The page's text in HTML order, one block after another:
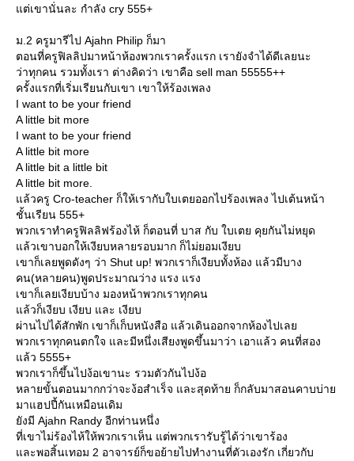
ต่เขานั่นละ กำลัง cry 555+
ม.2 ครูมารีไป Ajahn Philip ก็มา
ตอนที่ครูฟิลลิปมาหน้าห้องพวกเราครั้งแรก เรายังจำได้ดีเลยนะ
ว่าทุกคน รวมทั้งเรา ต่างคิดว่า เขาคือ sell man 55555++
ครั้งแรกที่เริ่มเรียนกับเขา เขาให้ร้องเพลง
I want to be your friend
A little bit more
I want to be your friend
A little bit more
A little bit a little bit
A little bit more.
ล้วครู Cro-teacher ก็ให้เรากับใบเตยออกไปร้องเพลง ไปเต้นหน้า
ชั้นเรียน 555+
พวกเราทำครูฟิลลิฟร้องไห้ ก็ตอนที่ บาส กับ ใบเตย คุยกันไม่หยุด
ล้วเขาบอกให้เงียบหลายรอบมาก ก็ไม่ยอมเงียบ
เขาก็เลยพูดดังๆ ว่า Shut up! พวกเราก็เงียบทั้งห้อง แล้วมีบาง
คน(หลายคน)พูดประมาณว่าง แรง แรง
เขาก็เลยเงียบบ้าง มองหน้าพวกเราทุกคน
ล้วก็เงียบ เงียบ และ เงียบ
ผ่านไปได้สักพัก เขาก็เก็บหนังสือ แล้วเดินออกจากห้องไปเล
พวกเราทุกคนตกใจ และมีหนึ่งเสียงพูดขึ้นมาว่า เอาแล้ว คนที่สอง
ล้ว 5555+
พวกเราก็ขึ้นไปง้อเขานะ รวมตัวกันไปง้อ
หลายขั้นตอนมากกว่าจะง้อสำเร็จ และสุดท้าย ก็กลับมาสอนคาบบ่า
มาแฮปปี้กันเหมือนเดิม
ังมี Ajahn Randy อีกท่านหนึ่ง
ที่เขาไม่ร้องไห้ให้พวกเราเห็น แต่พวกเรารับรู้ได้ว่าเขาร้อง
ละพอสิ้นเทอม 2 อาจารย์ก็ขอย้ายไปทำงานที่ตัวเองรัก เกี่ยวกับ